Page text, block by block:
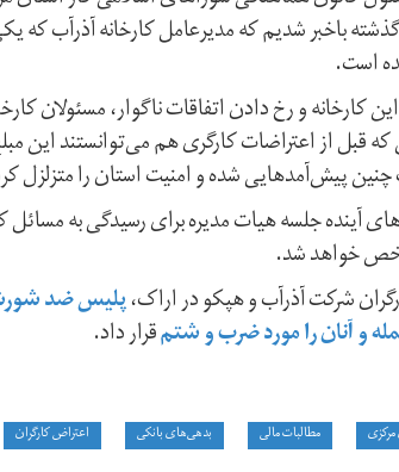
باخبر شدیم که مدیرعامل کارخانه آذرآب که
است.
که قبل از اعتراضات کارگری هم می‌توانستند این
پیش‌آمدهایی شده و امنیت استان را متزلزل
آینده جلسه هیات مدیره برای رسیدگی به مسائل
خواهد شد.
پلیس ضد‌
و آنان را مورد ضرب و شتمقرار داد.
مطالبات مالی بدهی‌های بانکی اعتراض کارگران